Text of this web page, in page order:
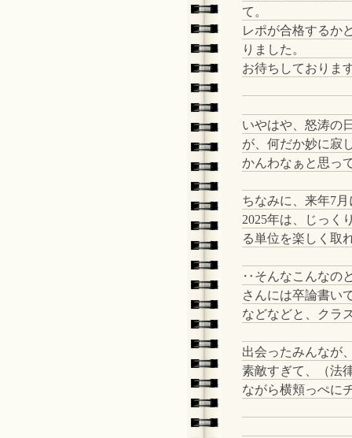
て。
レポが合格するか
りました。
お待ちしておりま
いやはや、怒涛の
が、何だか妙に寂
かんわなぁと思っ
ちなみに、来年7
2025年は、じっく
る単位を楽しく取
‥そんなこんなの
さんには卒論書い
などなどと、クラ
出会ったみんなが
素敵すぎて、（法
ながら横頬っぺに